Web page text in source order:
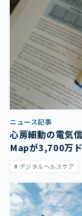
ニュース記事
心房細動の電気
Mapが3,700万
デジタルヘルスケア